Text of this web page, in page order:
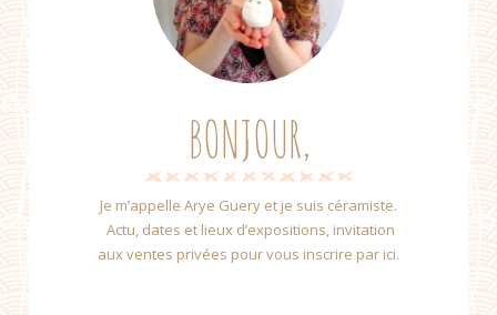
BONJOUR,
Je m’appelle Arye Guery et je suis céramiste.
Actu, dates et lieux d’expositions, invitation
aux ventes privées pour vous inscrire par ici.